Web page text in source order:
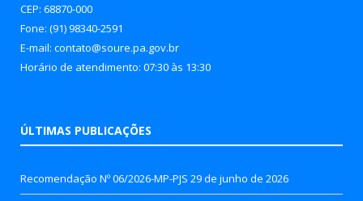
CEP: 68870-000
Fone: (91) 98340-2591
E-mail: contato@soure.pa.gov.br
Horário de atendimento: 07:30 às 13:30
ÚLTIMAS PUBLICAÇÕES
Recomendação Nº 06/2026-MP-PJS 29 de junho de 2026